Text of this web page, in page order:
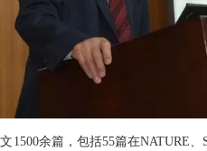
1500余篇，包括55篇在NATURE